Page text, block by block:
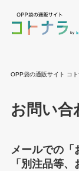
OPP袋の通販サイト コ
お問い合
メールでの「
「別注品等